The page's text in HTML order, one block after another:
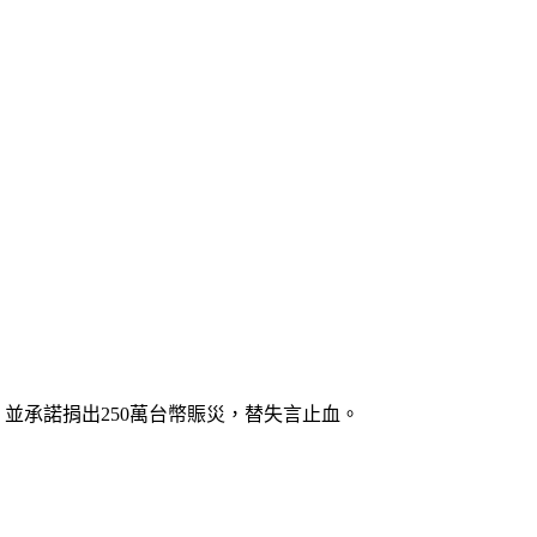
承諾捐出250萬台幣賑災，替失言止血。